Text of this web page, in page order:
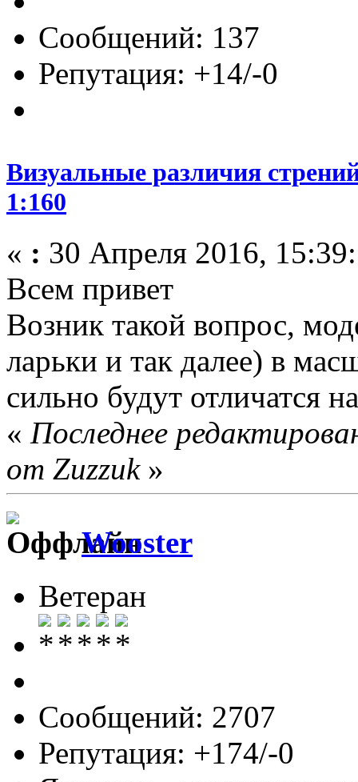
Сообщений: 137
Репутация: +14/-0
Визуальные различия
1:160
« : 30 Апреля 2016,
Всем привет
Возник такой вопрос,
ларьки и так далее) в
сильно будут отличатся
« Последнее
от Zuzzuk»
Wooster
Ветеран
Сообщений: 2707
Репутация: +174/-0